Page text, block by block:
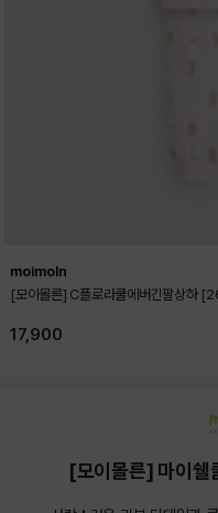
moimoln
[모이몰른] C플로라쿨에버긴팔상하
17,900
[모이몰른] 마이